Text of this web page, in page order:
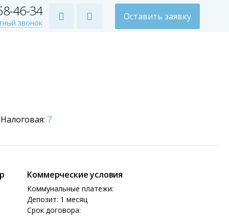
46-34
звонок
Оставить заявку
Налоговая: 7
Коммерческие условия
Коммунальные платежи:
Депозит: 1 месяц
Срок договора: